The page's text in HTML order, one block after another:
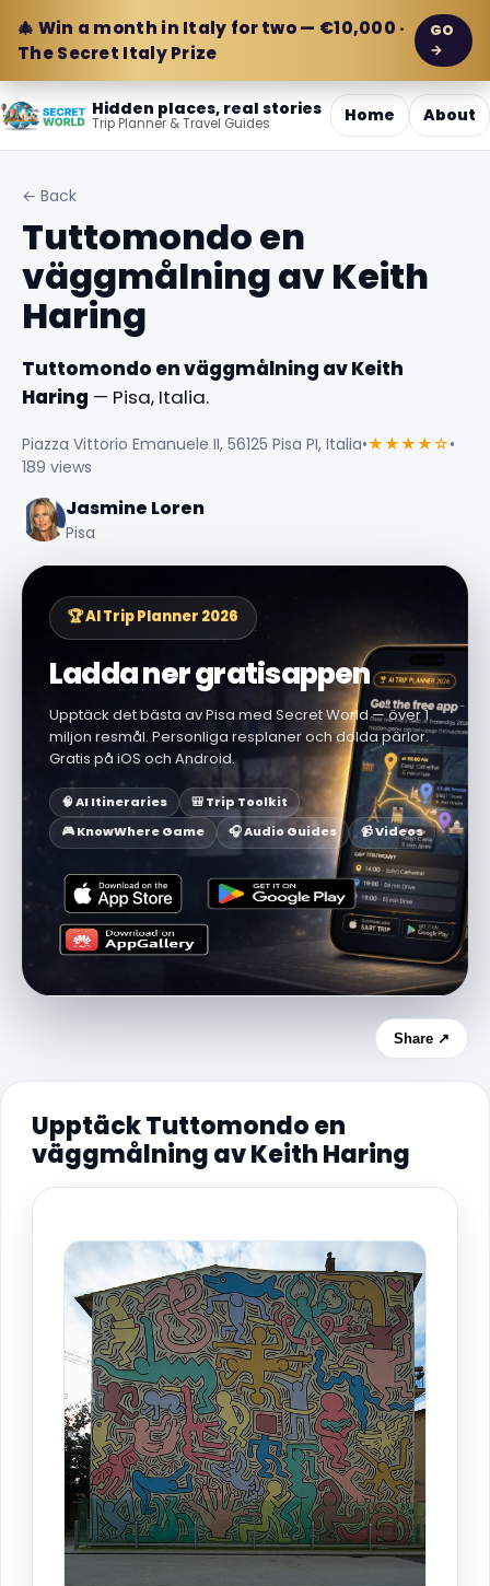
🎄 Win a month in Italy for two — €10,000 ·
The Secret Italy Prize
GO
→
Hidden places, real stories
Trip Planner & Travel Guides Home About
← Back
Tuttomondo en
väggmålning av Keith
Haring
Tuttomondo en väggmålning av Keith
Haring — Pisa, Italia.
Piazza Vittorio Emanuele II, 56125 Pisa PI, Italia•★★★★☆•
189 views
Jasmine Loren
Pisa
🏆 AI Trip Planner 2026
Ladda ner gratisappen
Upptäck det bästa av Pisa med Secret World — över 1
miljon resmål. Personliga resplaner och dolda pärlor.
Gratis på iOS och Android.
🧠 AI Itineraries
🎒 Trip Toolkit
🎮 KnowWhere Game
🎧 Audio Guides 📹 Videos
Share ↗
Upptäck Tuttomondo en
väggmålning av Keith Haring